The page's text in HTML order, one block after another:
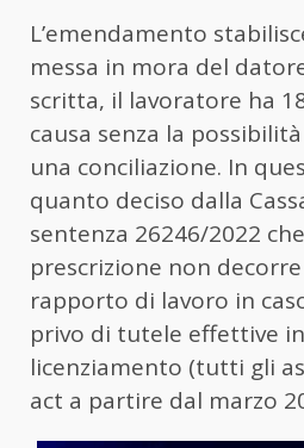
L’emendamento
messa in mora del
scritta, il lavoratore ha
causa senza la
una conciliazione. In
quanto deciso dalla
sentenza 26246/2022
prescrizione non
rapporto di lavoro in
privo di tutele effettive
licenziamento (tutti gli
act a partire dal marzo